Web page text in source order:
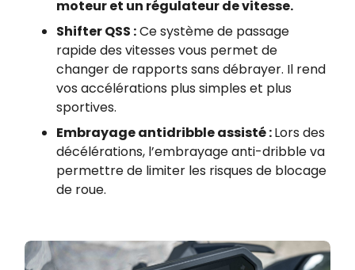
moteur et un régulateur de vitesse.
Shifter QSS :Ce système de passage
rapide des vitesses vous permet de
changer de rapports sans débrayer. Il rend
vos accélérations plus simples et plus
sportives.
Embrayage antidribble assisté :Lors des
décélérations, l’embrayage anti-dribble va
permettre de limiter les risques de blocage
de roue.